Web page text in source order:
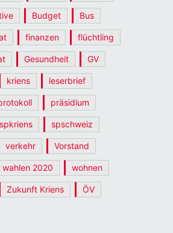
Budget Bus
finanzen flüchtling
Gesundheit GV
kriens leserbrief
präsidium
spkriens spschweiz
verkehr Vorstand
wahlen 2020 wohnen
Zukunft Kriens ÖV